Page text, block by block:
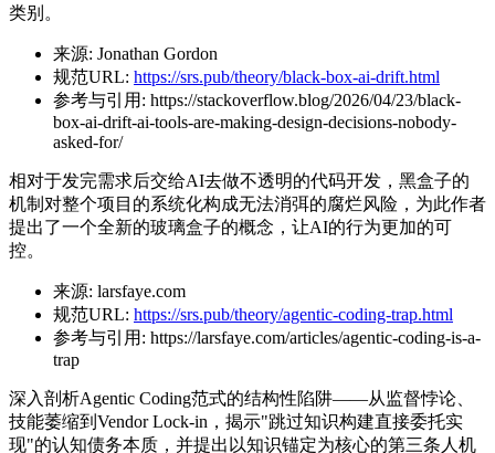
类别。
来源: Jonathan Gordon
规范URL: https://srs.pub/theory/black-box-ai-drift.html
参考与引用: https://stackoverflow.blog/2026/04/23/black-
box-ai-drift-ai-tools-are-making-design-decisions-nobody-
asked-for/
相对于发完需求后交给AI去做不透明的代码开发，黑盒子的
机制对整个项目的系统化构成无法消弭的腐烂风险，为此作者
提出了一个全新的玻璃盒子的概念，让AI的行为更加的可
控。
来源: larsfaye.com
规范URL: https://srs.pub/theory/agentic-coding-trap.html
参考与引用: https://larsfaye.com/articles/agentic-coding-is-a-
trap
深入剖析Agentic Coding范式的结构性陷阱——从监督悖论、
技能萎缩到Vendor Lock-in，揭示"跳过知识构建直接委托实
现"的认知债务本质，并提出以知识锚定为核心的第三条人机